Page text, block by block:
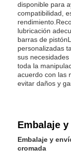
disponible para
compatibilidad,
lubricación
barras de
personalizadas
sus
toda la
acuerdo con las
evitar daños y
Embalaje
Embalaje y
cromada